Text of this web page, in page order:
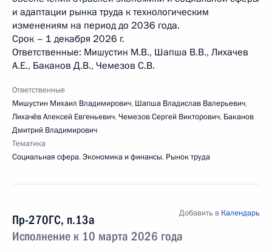
и адаптации рынка труда к технологическим
изменениям на период до 2036 года.
Срок – 1 декабря 2026 г.
Ответственные: Мишустин М.В., Шапша В.В., Лихачев
А.Е., Баканов Д.В., Чемезов С.В.
Ответственные
Мишустин Михаил Владимирович, Шапша Владислав Валерьевич,
Лихачёв Алексей Евгеньевич,Чемезов Сергей Викторович, Баканов
Дмитрий Владимирович
Тематика
Социальная сфера,Экономика и финансы, Рынок труда
Пр-270ГС, п.13а
Исполнение к 10 марта 2026 года
Добавить в Календарь